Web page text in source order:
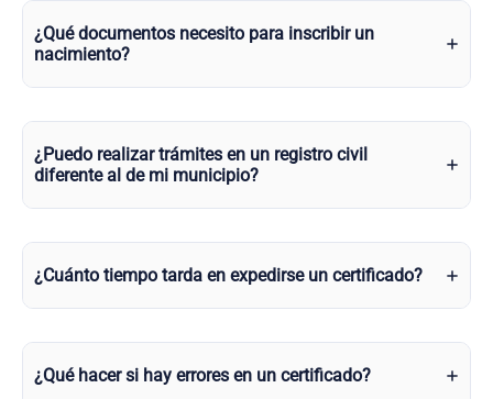
¿Qué documentos necesito para inscribir un
nacimiento?
¿Puedo realizar trámites en un registro civil
diferente al de mi municipio?
¿Cuánto tiempo tarda en expedirse un certificado?
¿Qué hacer si hay errores en un certificado?